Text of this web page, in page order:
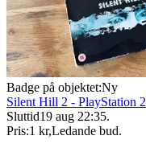
Badge på objektet:Ny
Silent Hill 2 - PlayStation 2
Sluttid19 aug 22:35.
Pris:1 kr,Ledande bud.